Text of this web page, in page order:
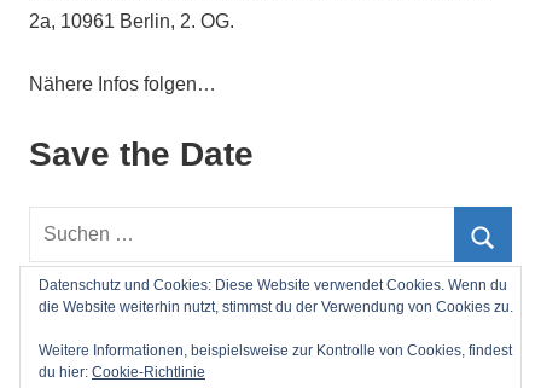
2a, 10961 Berlin, 2. OG.
Nähere Infos folgen…
Save the Date
Suchen
Impressum
Datenschutz und Cookies: Diese Website verwendet Cookies. Wenn du
die Website weiterhin nutzt, stimmst du der Verwendung von Cookies zu.
Weitere Informationen, beispielsweise zur Kontrolle von Cookies, findest
du hier: Cookie-Richtlinie